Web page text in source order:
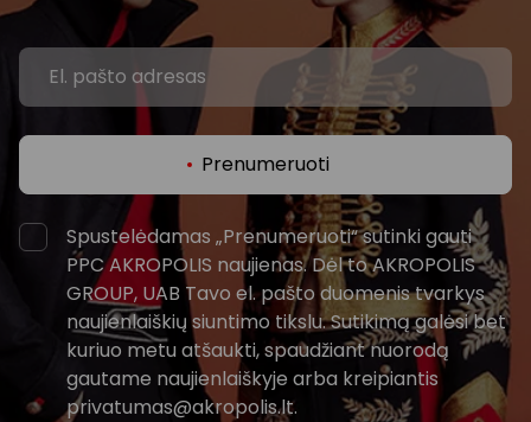
Prenumeruoti
Spustelėdamas „Prenumeruoti“ sutinki gauti
PPC AKROPOLIS naujienas. Dėl to AKROPOLIS
GROUP, UAB Tavo el. pašto duomenis tvarkys
naujienlaiškių siuntimo tikslu. Sutikimą galėsi bet
kuriuo metu atšaukti, spaudžiant nuorodą
gautame naujienlaiškyje arba kreipiantis
privatumas@akropolis.lt.